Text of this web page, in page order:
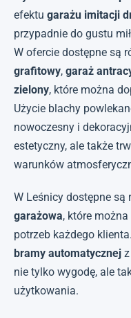
efektu garażu imitacji
przypadnie do gustu
W ofercie dostępne są
grafitowy, garaż
zielony, które można
Użycie blachy
nowoczesny i
estetyczny, ale także
warunków
W Leśnicy dostępne są
garażowa, które
potrzeb każdego
bramy automatycznej z
nie tylko wygodę, ale
użytkowania.